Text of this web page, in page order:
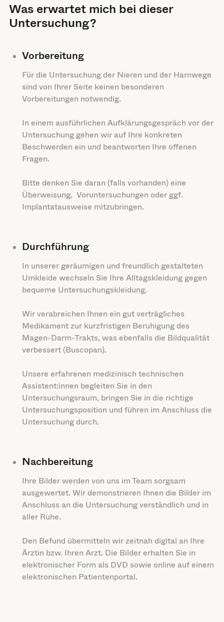
Was erwartet mich bei dieser
Untersuchung?
Vorbereitung
Für die Untersuchung der Nieren und der Harnwege
sind von Ihrer Seite keinen besonderen
Vorbereitungen notwendig.
In einem ausführlichen Aufklärungsgespräch vor der
Untersuchung gehen wir auf Ihre konkreten
Beschwerden ein und beantworten Ihre offenen
Fragen.
Bitte denken Sie daran (falls vorhanden) eine
Überweisung, Voruntersuchungen oder ggf.
Implantatausweise mitzubringen.
Durchführung
In unserer geräumigen und freundlich gestalteten
Umkleide wechseln Sie Ihre Alltagskleidung gegen
bequeme Untersuchungskleidung.
Wir verabreichen Ihnen ein gut verträgliches
Medikament zur kurzfristigen Beruhigung des
Magen-Darm-Trakts, was ebenfalls die Bildqualität
verbessert (Buscopan).
Unsere erfahrenen medizinisch technischen
Assistent:innen begleiten Sie in den
Untersuchungsraum, bringen Sie in die richtige
Untersuchungsposition und führen im Anschluss die
Untersuchung durch.
Nachbereitung
Ihre Bilder werden von uns im Team sorgsam
ausgewertet. Wir demonstrieren Ihnen die Bilder im
Anschluss an die Untersuchung verständlich und in
aller Ruhe.
Den Befund übermitteln wir zeitnah digital an Ihre
Ärztin bzw. Ihren Arzt. Die Bilder erhalten Sie in
elektronischer Form als DVD sowie online auf einem
elektronischen Patientenportal.